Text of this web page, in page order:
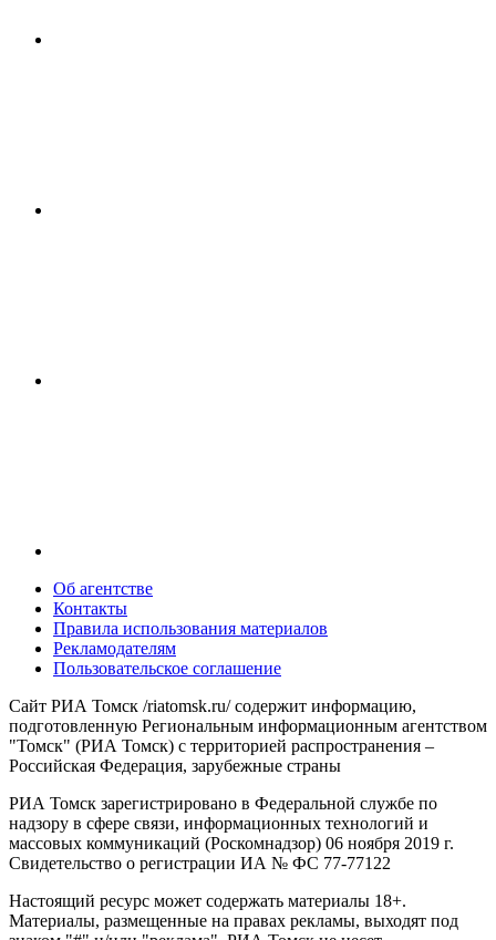
Об агентстве
Контакты
Правила использования материалов
Рекламодателям
Пользовательское соглашение
Сайт РИА Томск /riatomsk.ru/ содержит информацию,
подготовленную Региональным информационным агентством
"Томск" (РИА Томск) с территорией распространения –
Российская Федерация, зарубежные страны
РИА Томск зарегистрировано в Федеральной службе по
надзору в сфере связи, информационных технологий и
массовых коммуникаций (Роскомнадзор) 06 ноября 2019 г.
Свидетельство о регистрации ИА № ФС 77-77122
Настоящий ресурс может содержать материалы 18+.
Материалы, размещенные на правах рекламы, выходят под